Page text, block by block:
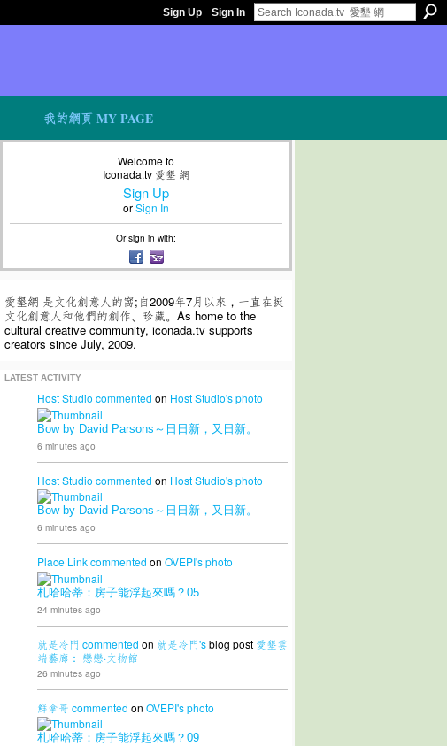
Sign Up Sign In
我的網頁 MY PAGE
Welcome to
Iconada.tv 愛墾 網
Sign Up
orSign In
Or sign in with:
愛墾網 是文化創意人的窩;自2009年7月以來，一直在挺
文化創意人和他們的創作、珍藏。As home to the
cultural creative community, iconada.tv supports
creators since July, 2009.
LATEST ACTIVITY
Host Studio commented on Host Studio'sphoto
Bow by David Parsons～日日新，又日新。
6 minutes ago
Host Studio commented on Host Studio'sphoto
Bow by David Parsons～日日新，又日新。
6 minutes ago
Place Linkcommented on OVEPI'sphoto
札哈哈蒂：房子能浮起來嗎？05
24 minutes ago
就是冷門 commented on 就是冷門'sblog post 愛墾雲
端藝廊： 戀戀·文物館
26 minutes ago
鮮拿哥 commented on OVEPI'sphoto
札哈哈蒂：房子能浮起來嗎？09